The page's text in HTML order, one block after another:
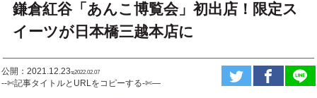
鎌倉紅谷「あんこ博覧会」初出店！限定ス
イーツが日本橋三越本店に
公開：2021.12.23ಇ2022.02.07
--✄記事タイトルとURLをコピーする-✄—